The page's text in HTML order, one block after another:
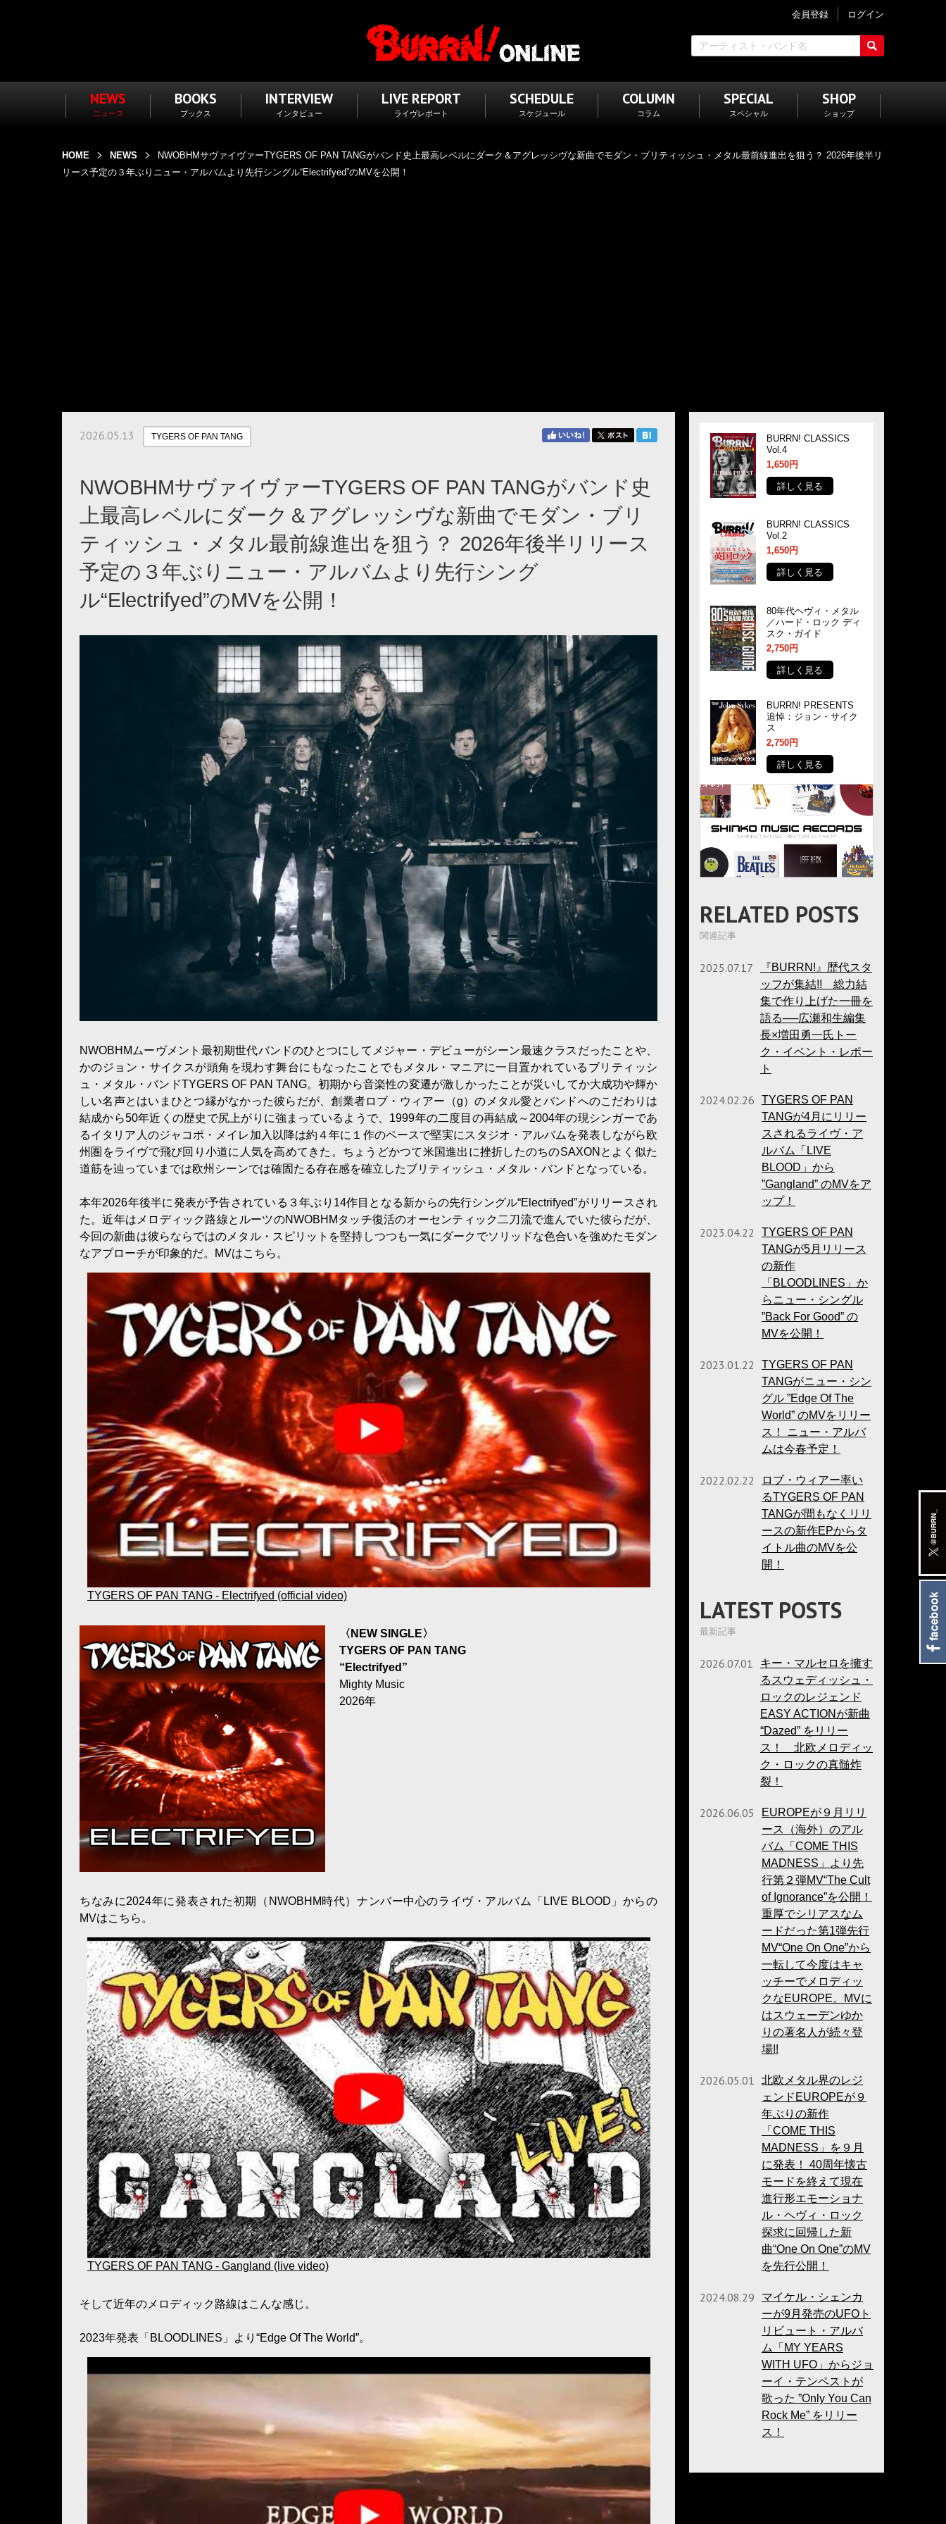
会員登録 ログイン
NEWS
ニュース
BOOKS
ブックス
INTERVIEW
インタビュー
LIVE REPORT
ライヴレポート
SCHEDULE
スケジュール
COLUMN
コラム
SPECIAL
スペシャル
SHOP
ショップ
HOME NEWS
NWOBHMサヴァイヴァーTYGERS OF PAN TANGがバンド史上最高レベルにダーク＆アグレッシヴな新曲でモダン・ブリティッシュ・メタル最前線進出を狙う？ 2026年後半リ
リース予定の３年ぶりニュー・アルバムより先行シングル“Electrifyed”のMVを公開！
2026.05.13 TYGERS OF PAN TANG
NWOBHMサヴァイヴァーTYGERS OF PAN TANGがバンド史
上最高レベルにダーク＆アグレッシヴな新曲でモダン・ブリ
ティッシュ・メタル最前線進出を狙う？ 2026年後半リリース
予定の３年ぶりニュー・アルバムより先行シング
ル“Electrifyed”のMVを公開！
NWOBHMムーヴメント最初期世代バンドのひとつにしてメジャー・デビューがシーン最速クラスだったことや、
かのジョン・サイクスが頭角を現わす舞台にもなったことでもメタル・マニアに一目置かれているブリティッシ
ュ・メタル・バンドTYGERS OF PAN TANG。初期から音楽性の変遷が激しかったことが災いしてか大成功や輝か
しい名声とはいまひとつ縁がなかった彼らだが、創業者ロブ・ウィアー（g）のメタル愛とバンドへのこだわりは
結成から50年近くの歴史で尻上がりに強まっているようで、1999年の二度目の再結成～2004年の現シンガーであ
るイタリア人のジャコポ・メイレ加入以降は約４年に１作のペースで堅実にスタジオ・アルバムを発表しながら欧
州圏をライヴで飛び回り小道に人気を高めてきた。ちょうどかつて米国進出に挫折したのちのSAXONとよく似た
道筋を辿っていまでは欧州シーンでは確固たる存在感を確立したブリティッシュ・メタル・バンドとなっている。
本年2026年後半に発表が予告されている３年ぶり14作目となる新からの先行シングル“Electrifyed”がリリースされ
た。近年はメロディック路線とルーツのNWOBHMタッチ復活のオーセンティック二刀流で進んでいた彼らだが、
今回の新曲は彼らならではのメタル・スピリットを堅持しつつも一気にダークでソリッドな色合いを強めたモダン
なアプローチが印象的だ。MVはこちら。
TYGERS OF PAN TANG - Electrifyed (official video)
〈NEW SINGLE〉
TYGERS OF PAN TANG
“Electrifyed”
Mighty Music
2026年
ちなみに2024年に発表された初期（NWOBHM時代）ナンバー中心のライヴ・アルバム「LIVE BLOOD」からの
MVはこちら。
TYGERS OF PAN TANG - Gangland (live video)
そして近年のメロディック路線はこんな感じ。
2023年発表「BLOODLINES」より“Edge Of The World”。
BURRN! CLASSICS
Vol.4
1,650円
詳しく見る
BURRN! CLASSICS
Vol.2
1,650円
詳しく見る
80年代ヘヴィ・メタル
／ハード・ロック ディ
スク・ガイド
2,750円
詳しく見る
BURRN! PRESENTS
追悼：ジョン・サイク
ス
2,750円
詳しく見る
RELATED POSTS
関連記事
2025.07.17
『BURRN!』歴代スタ
ッフが集結!! 総力結
集で作り上げた一冊を
語る──広瀬和生編集
長×増田勇一氏トー
ク・イベント・レポー
ト
2024.02.26
TYGERS OF PAN
TANGが4月にリリー
スされるライヴ・ア
ルバム「LIVE
BLOOD」から
”Gangland” のMVをア
ップ！
2023.04.22
TYGERS OF PAN
TANGが5月リリース
の新作
「BLOODLINES」か
らニュー・シングル
”Back For Good” の
MVを公開！
2023.01.22
TYGERS OF PAN
TANGがニュー・シン
グル ”Edge Of The
World” のMVをリリー
ス！ ニュー・アルバ
ムは今春予定！
2022.02.22
ロブ・ウィアー率い
るTYGERS OF PAN
TANGが間もなくリリ
ースの新作EPからタ
イトル曲のMVを公
開！
LATEST POSTS
最新記事
2026.07.01
キー・マルセロを擁す
るスウェディッシュ・
ロックのレジェンド
EASY ACTIONが新曲
“Dazed” をリリー
ス！ 北欧メロディッ
ク・ロックの真髄炸
裂！
2026.06.05
EUROPEが９月リリ
ース（海外）のアル
バム「COME THIS
MADNESS」より先
行第２弾MV“The Cult
of Ignorance”を公開！
重厚でシリアスなム
ードだった第1弾先行
MV“One On One”から
一転して今度はキャ
ッチーでメロディッ
クなEUROPE。MVに
はスウェーデンゆか
りの著名人が続々登
場!!
2026.05.01
北欧メタル界のレジ
ェンドEUROPEが９
年ぶりの新作
「COME THIS
MADNESS」を９月
に発表！ 40周年懐古
モードを終えて現在
進行形エモーショナ
ル・ヘヴィ・ロック
探求に回帰した新
曲“One On One”のMV
を先行公開！
2024.08.29
マイケル・シェンカ
ーが9月発売のUFOト
リビュート・アルバ
ム「MY YEARS
WITH UFO」からジョ
ーイ・テンペストが
歌った ”Only You Can
Rock Me” をリリー
ス！